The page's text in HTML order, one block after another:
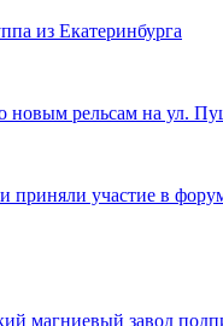
из Екатеринбурга
новым рельсам на ул.
приняли участие в
магниевый завод